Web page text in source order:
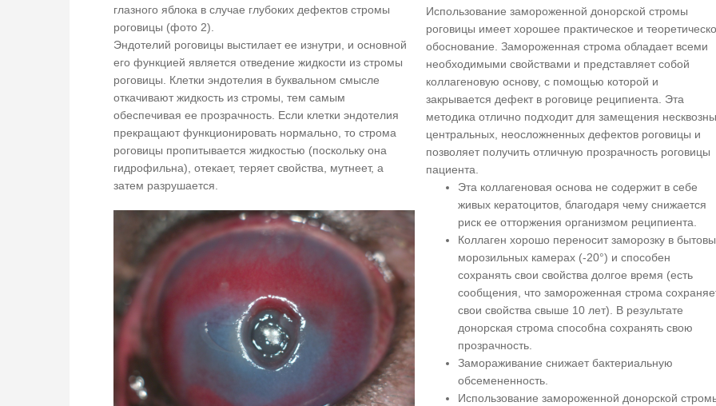
глазного яблока в случае глубоких дефектов стромы
роговицы (фото 2).
Эндотелий роговицы выстилает ее изнутри, и основной
его функцией является отведение жидкости из стромы
роговицы. Клетки эндотелия в буквальном смысле
откачивают жидкость из стромы, тем самым
обеспечивая ее прозрачность. Если клетки эндотелия
прекращают функционировать нормально, то строма
роговицы пропитывается жидкостью (поскольку она
гидрофильна), отекает, теряет свойства, мутнеет, а
затем разрушается.
Использование замороженной донорской стромы
роговицы имеет хорошее практическое и
обоснование. Замороженная строма обладает всеми
необходимыми свойствами и представляет собой
коллагеновую основу, с помощью которой и
закрывается дефект в роговице реципиента. Эта
методика отлично подходит для замещения
центральных, неосложненных дефектов роговицы и
позволяет получить отличную прозрачность роговицы
пациента.
Эта коллагеновая основа не содержит в себе
живых кератоцитов, благодаря чему снижается
риск ее отторжения организмом реципиента.
Коллаген хорошо переносит заморозку в
морозильных камерах (-20°) и способен
сохранять свои свойства долгое время (есть
сообщения, что замороженная строма
свои свойства свыше 10 лет). В результате
донорская строма способна сохранять свою
прозрачность.
Замораживание снижает бактериальную
обсемененность.
Использование замороженной донорской